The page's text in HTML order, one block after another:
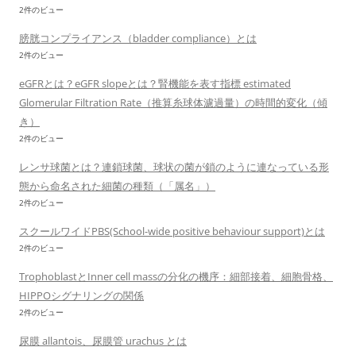
2件のビュー
膀胱コンプライアンス（bladder compliance）とは
2件のビュー
eGFRとは？eGFR slopeとは？腎機能を表す指標 estimated
Glomerular Filtration Rate（推算糸球体濾過量）の時間的変化（傾
き）
2件のビュー
レンサ球菌とは？連鎖球菌、球状の菌が鎖のように連なっている形
態から命名された細菌の種類（「属名」）
2件のビュー
スクールワイドPBS(School-wide positive behaviour support)とは
2件のビュー
TrophoblastとInner cell massの分化の機序：細部接着、細胞骨格、
HIPPOシグナリングの関係
2件のビュー
尿膜 allantois、尿膜管 urachus とは